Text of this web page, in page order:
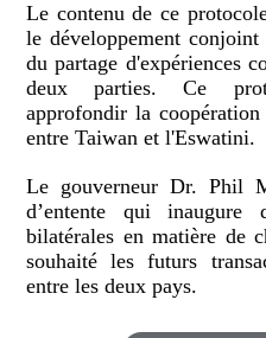
Le contenu de ce
le développement conjoint
du partage d'expériences
deux parties. Ce
approfondir la
entre Taiwan et l'Eswatini.
Le gouverneur Dr. Phil
d’entente qui inaugure
bilatérales en matière de
souhaité les futurs
entre les deux pays.